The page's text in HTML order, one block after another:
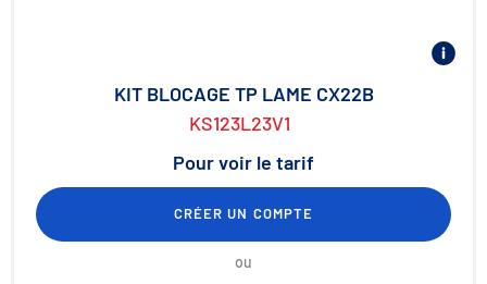
KIT BLOCAGE TP LAME CX22B
KS123L23V1
Pour voir le tarif
CRÉER UN COMPTE
ou